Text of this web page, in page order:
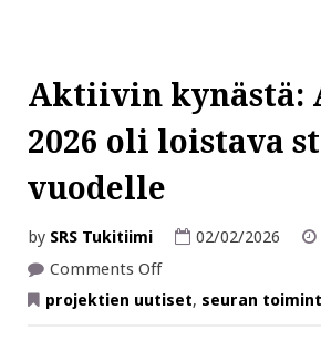
Aktiivin kynästä:
2026 oli loistava
vuodelle
by SRS Tukitiimi 02/02/2026
Comments Offon
kynästä:
Alfacon
projektien uutiset, seuran